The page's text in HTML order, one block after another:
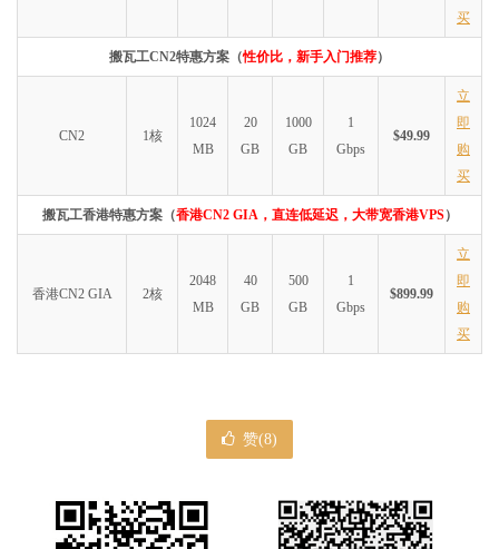
买
搬瓦工CN2特惠方案（性价比，新手入门推荐）
CN2 1核
1024
MB
20
GB
1000
GB
1
Gbps
$49.99
立
即
购
买
搬瓦工香港特惠方案（香港CN2 GIA，直连低延迟，大带宽香港VPS）
香港CN2 GIA 2核
2048
MB
40
GB
500
GB
1
Gbps
$899.99
立
即
购
买
赞(8)